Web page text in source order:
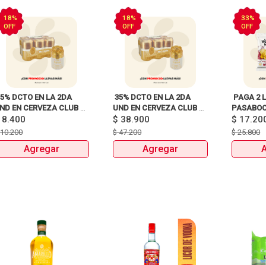
18%
OFF
DCTO EN LA 2DA
EN CERVEZA CLUB
8.400
10.200
Agregar
18%
OFF
35% DCTO EN LA 2DA
UND EN CERVEZA CLUB
COLOMBIA 330 ML LATA X
6 UNIDADES
ANTES:$47.200
AHORA:$38.900
$ 38.900
$47.200
Agregar
33%
OFF
PAGA 2
$
$25.800